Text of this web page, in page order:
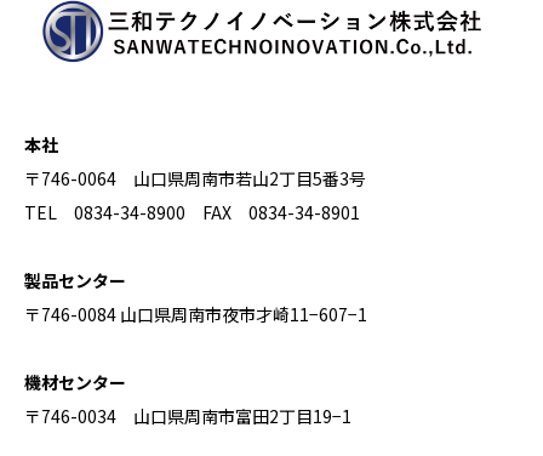
本社
〒746-0064 山口県周南市若山2丁目5番3号
TEL 0834-34-8900 FAX 0834-34-8901
製品センター
〒746-0084 山口県周南市夜市才崎11−607−1
機材センター
〒746-0034 山口県周南市富田2丁目19−1